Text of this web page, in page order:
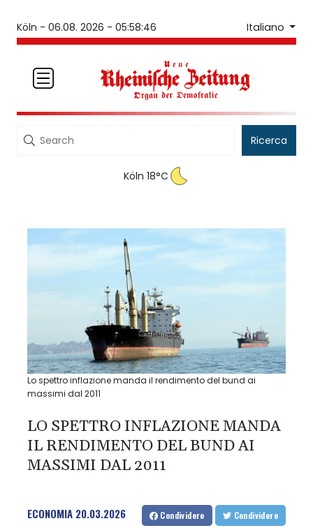
Köln - 06.08. 2026 - 05:58:46 Italiano
Ricerca
Köln 18°C
Lo spettro inflazione manda il rendimento del bund ai
massimi dal 2011
LO SPETTRO INFLAZIONE MANDA
IL RENDIMENTO DEL BUND AI
MASSIMI DAL 2011
ECONOMIA 20.03.2026 Condividere Condividere